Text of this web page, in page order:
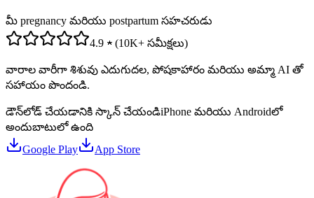
మీ pregnancy మరియు postpartum సహచరుడు
4.9 ★ (10K+ సమీక్షలు)
వారాల వారీగా శిశువు ఎదుగుదల, పోషకాహారం మరియు అమ్మా AI తో
సహాయం పొందండి.
డౌన్‌లోడ్ చేయడానికి స్కాన్ చేయండిiPhone మరియు Androidలో
అందుబాటులో ఉంది
Google Play
App Store